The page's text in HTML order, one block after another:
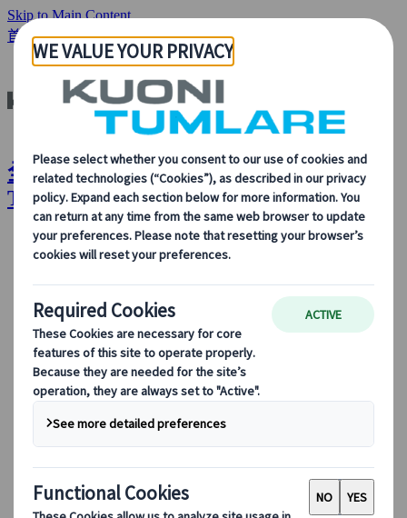
Skip to Main Content
首頁 工作機會與發展
全球旅遊與活動領域的工作機會 | Kuoni
Tumlare
關於我們
關於我們
了解更多關於我們的身份、我們的業務，以及我們對可
持續發展、創新和最新旅遊技術的承諾。
查看概覽
了解我們更多
我們的領導團隊
可持續發展
我們的數碼工具